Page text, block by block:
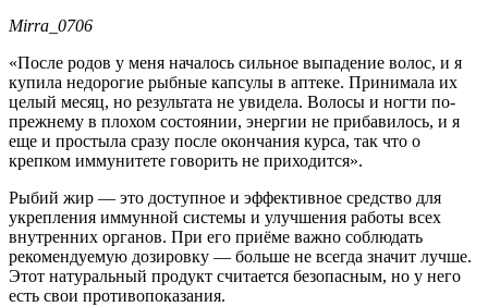
Mirra_0706
«После родов у меня началось сильное выпадение волос, и я
купила недорогие рыбные капсулы в аптеке. Принимала их
целый месяц, но результата не увидела. Волосы и ногти по-
прежнему в плохом состоянии, энергии не прибавилось, и я
еще и простыла сразу после окончания курса, так что о
крепком иммунитете говорить не приходится».
Рыбий жир — это доступное и эффективное средство для
укрепления иммунной системы и улучшения работы всех
внутренних органов. При его приёме важно соблюдать
рекомендуемую дозировку — больше не всегда значит лучше.
Этот натуральный продукт считается безопасным, но у него
есть свои противопоказания.